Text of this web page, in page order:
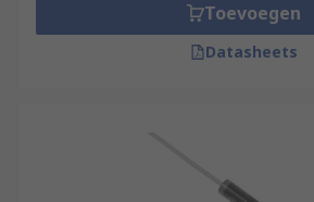
Toevoegen
Datasheets